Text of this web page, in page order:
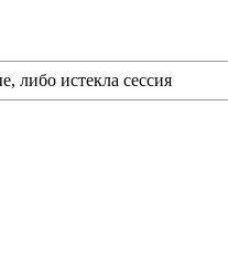
либо истекла сессия